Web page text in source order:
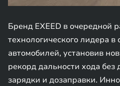
Бренд EXEED в очередной
технологического лидера
автомобилей, установив
рекорд дальности хода без
зарядки и дозаправки.